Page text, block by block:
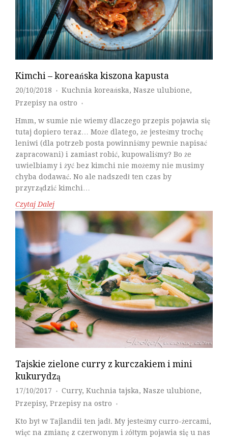
Kimchi – koreańska kiszona kapusta
20/10/2018 ♦ Kuchnia koreańska, Nasze ulubione,
Przepisy na ostro
♦
Hmm, w sumie nie wiemy dlaczego przepis pojawia się
tutaj dopiero teraz… Może dlatego, że jesteśmy trochę
leniwi (dla potrzeb posta powinniśmy pewnie napisać
zapracowani) i zamiast robić, kupowaliśmy? Bo że
uwielbiamy i żyć bez kimchi nie możemy nie musimy
chyba dodawać. No ale nadszedł ten czas by
przyrządzić kimchi…
Czytaj Dalej
Tajskie zielone curry z kurczakiem i mini
kukurydzą
17/10/2017 ♦ Curry, Kuchnia tajska, Nasze ulubione,
Przepisy, Przepisy na ostro ♦
Kto był w Tajlandii ten jadł. My jesteśmy curro-żercami,
więc na zmianę z czerwonym i żółtym pojawia się u nas